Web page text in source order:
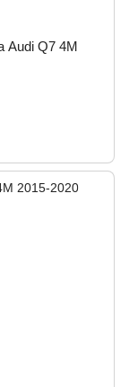
Audi Q7 4M